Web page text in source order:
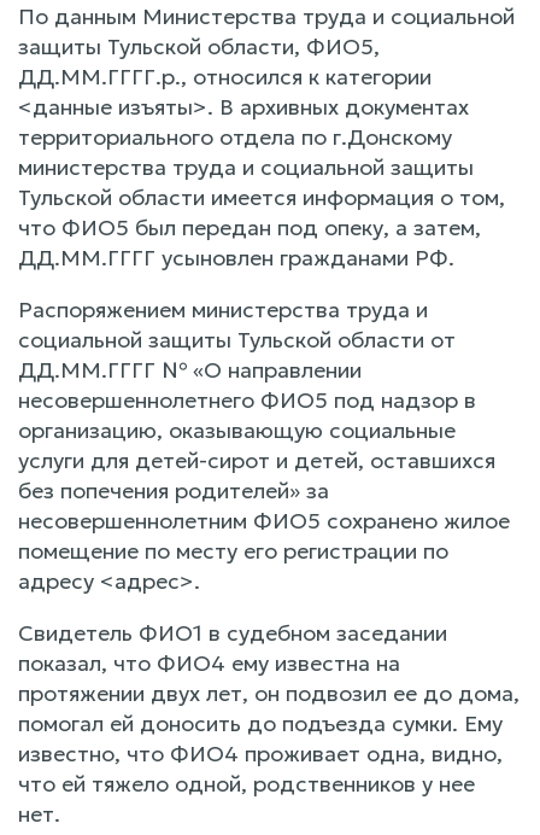
По данным Министерства труда и социальной
защиты Тульской области, ФИО5,
ДД.ММ.ГГГГ.р., относился к категории
<данные изъяты>. В архивных документах
территориального отдела по г.Донскому
министерства труда и социальной защиты
Тульской области имеется информация о том,
что ФИО5 был передан под опеку, а затем,
ДД.ММ.ГГГГ усыновлен гражданами РФ.
Распоряжением министерства труда и
социальной защиты Тульской области от
ДД.ММ.ГГГГ № «О направлении
несовершеннолетнего ФИО5 под надзор в
организацию, оказывающую социальные
услуги для детей-сирот и детей, оставшихся
без попечения родителей» за
несовершеннолетним ФИО5 сохранено жилое
помещение по месту его регистрации по
адресу <адрес>.
Свидетель ФИО1 в судебном заседании
показал, что ФИО4 ему известна на
протяжении двух лет, он подвозил ее до дома,
помогал ей доносить до подъезда сумки. Ему
известно, что ФИО4 проживает одна, видно,
что ей тяжело одной, родственников у нее
нет.